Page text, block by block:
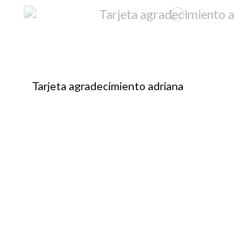
Tarjeta agradecimiento adriana